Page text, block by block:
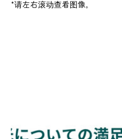
*请左右滚动查看图像。